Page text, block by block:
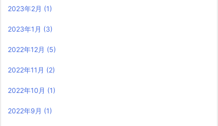
2023年2月 (1)
2023年1月 (3)
2022年12月 (5)
2022年11月 (2)
2022年10月 (1)
2022年9月 (1)